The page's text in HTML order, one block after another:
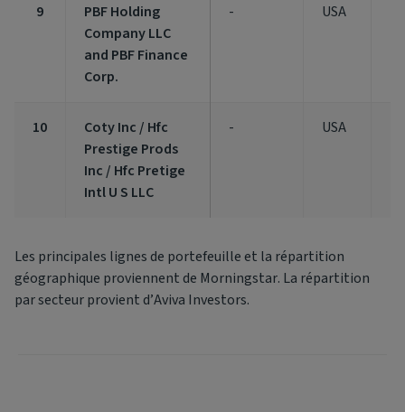
9
PBF Holding
Company LLC
and PBF Finance
Corp.
- USA
10
Coty Inc / Hfc
Prestige Prods
Inc / Hfc Pretige
Intl U S LLC
- USA
Les principales lignes de portefeuille et la répartition
géographique proviennent de Morningstar. La répartition
par secteur provient d’Aviva Investors.